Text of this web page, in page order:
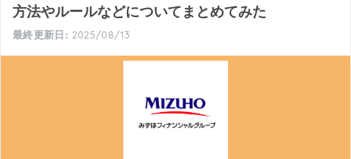
方法やルールなどについてまとめてみた
2025/08/13